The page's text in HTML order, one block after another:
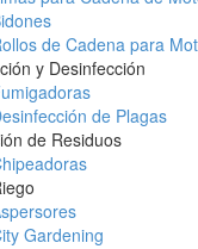
de Cadena para
y Desinfección
de Plagas
de Residuos
Gardening